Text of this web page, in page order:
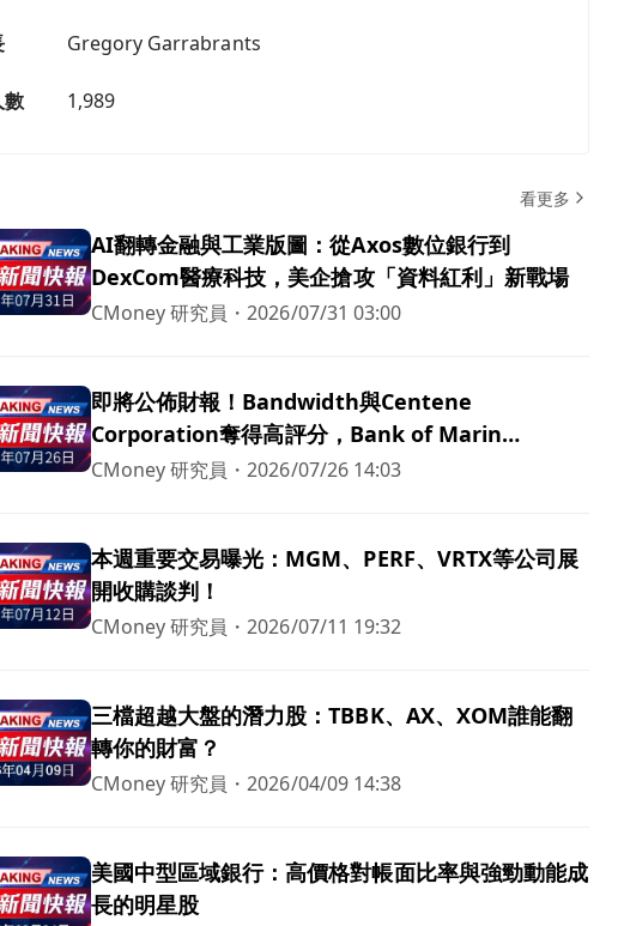
Gregory Garrabrants
數 1,989
看更多
AI翻轉金融與工業版圖：從Axos數位銀行到
DexCom醫療科技，美企搶攻「資料紅利」新戰場
CMoney 研究員 ・2026/07/31 03:00
即將公佈財報！Bandwidth與Centene
Corporation奪得高評分，Bank of Marin
Bancorp成為最弱者
CMoney 研究員 ・2026/07/26 14:03
本週重要交易曝光：MGM、PERF、VRTX等公司展
開收購談判！
CMoney 研究員 ・2026/07/11 19:32
三檔超越大盤的潛力股：TBBK、AX、XOM誰能翻
轉你的財富？
CMoney 研究員 ・2026/04/09 14:38
美國中型區域銀行：高價格對帳面比率與強勁動能成
長的明星股